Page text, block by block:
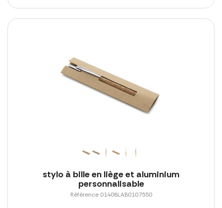
stylo à bille en liège et aluminium
personnalisable
Référence 01408LAB0107550